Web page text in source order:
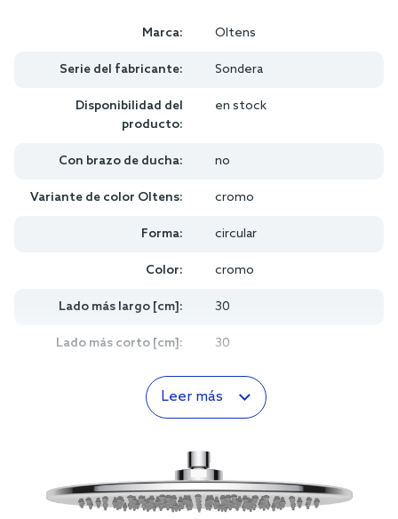
Marca: Oltens
Serie del fabricante: Sondera
Disponibilidad del
producto:
en stock
Con brazo de ducha: no
Variante de color Oltens: cromo
Forma: circular
Color: cromo
Lado más largo [cm]: 30
Lado más corto [cm]: 30
Leer más